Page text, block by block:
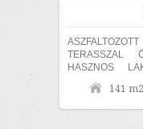
TERASSZAL
HASZNOS
ELADÓ!
141 m2